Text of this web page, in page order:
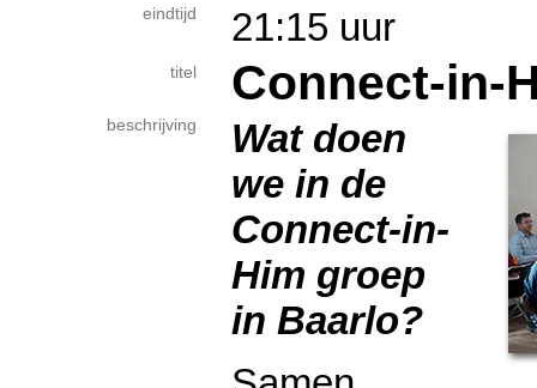
eindtijd 21:15 uur
titel Connect-in-
beschrijving
Wat doen
we in de
Connect-in-
Him groep
in Baarlo?